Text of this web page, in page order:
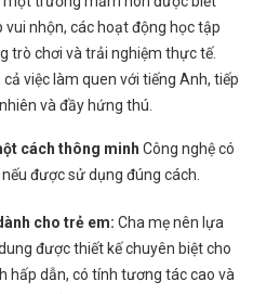
nhộn, các hoạt động học tập
trò chơi và trải nghiệm thực tế.
việc làm quen với tiếng Anh, tiếp
và đầy hứng thú.
cách thông minh Công nghệ có
được sử dụng đúng cách.
cho trẻ em: Cha mẹ nên lựa
được thiết kế chuyên biệt cho
hấp dẫn, có tính tương tác cao và